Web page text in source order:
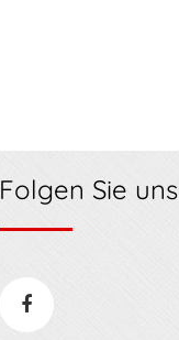
Folgen Sie uns